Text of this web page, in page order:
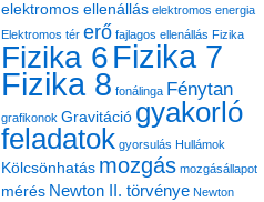
elektromos ellenállás elektromos energia
Elektromos tér erő fajlagos ellenállás Fizika
Fizika 6Fizika 7
Fizika 8 fonálinga Fénytan
grafikonok Gravitáció gyakorló
feladatok gyorsulás Hullámok
Kölcsönhatás mozgás mozgásállapot
mérés Newton II. törvénye Newton